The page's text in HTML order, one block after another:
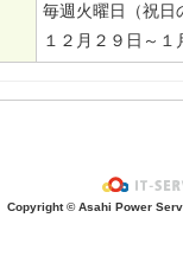
毎週火曜日（祝日
１２月２９日～１
Copyright © Asahi Power